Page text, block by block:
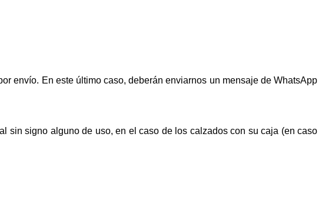
envío. En este último caso, deberán enviarnos un mensaje de WhatsApp
sin signo alguno de uso, en el caso de los calzados con su caja (en caso